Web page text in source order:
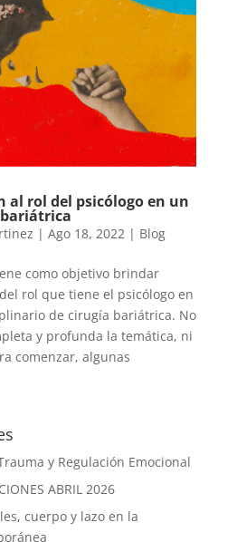
al rol del psicólogo en un
| Ago 18, 2022 | Blog
como objetivo brindar
rol que tiene el psicólogo en
de cirugía bariátrica. No
y profunda la temática, ni
comenzar, algunas
y Regulación Emocional
ABRIL 2026
cuerpo y lazo en la